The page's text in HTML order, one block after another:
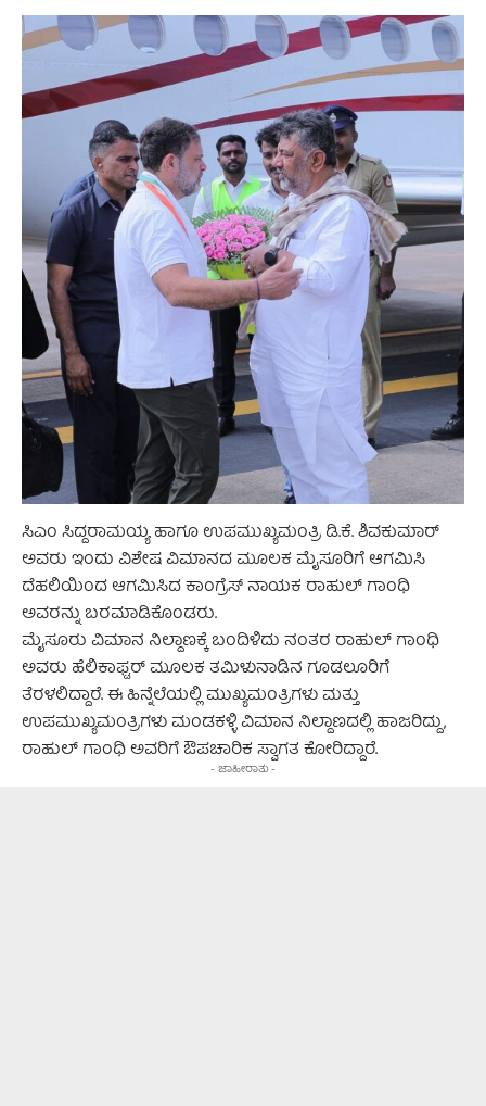
ಸಿಎಂ ಸಿದ್ದರಾಮಯ್ಯ ಹಾಗೂ ಉಪಮುಖ್ಯಮಂತ್ರಿ ಡಿ.ಕೆ. ಶಿವಕುಮಾರ್
ಅವರು ಇಂದು ವಿಶೇಷ ವಿಮಾನದ ಮೂಲಕ ಮೈಸೂರಿಗೆ ಆಗಮಿಸಿ
ದೆಹಲಿಯಿಂದ ಆಗಮಿಸಿದ ಕಾಂಗ್ರೆಸ್ ನಾಯಕ ರಾಹುಲ್ ಗಾಂಧಿ
ಅವರನ್ನು ಬರಮಾಡಿಕೊಂಡರು.
ಮೈಸೂರು ವಿಮಾನ ನಿಲ್ದಾಣಕ್ಕೆ ಬಂದಿಳಿದು ನಂತರ ರಾಹುಲ್ ಗಾಂಧಿ
ಅವರು ಹೆಲಿಕಾಫ್ಟರ್ ಮೂಲಕ ತಮಿಳುನಾಡಿನ ಗೂಡಲೂರಿಗೆ
ತೆರಳಲಿದ್ದಾರೆ. ಈ ಹಿನ್ನೆಲೆಯಲ್ಲಿ ಮುಖ್ಯಮಂತ್ರಿಗಳು ಮತ್ತು
ಉಪಮುಖ್ಯಮಂತ್ರಿಗಳು ಮಂಡಕಳ್ಳಿ ವಿಮಾನ ನಿಲ್ದಾಣದಲ್ಲಿ ಹಾಜರಿದ್ದು,
ರಾಹುಲ್ ಗಾಂಧಿ ಅವರಿಗೆ ಔಪಚಾರಿಕ ಸ್ವಾಗತ ಕೋರಿದ್ದಾರೆ.
- ಜಾಹೀರಾತು -